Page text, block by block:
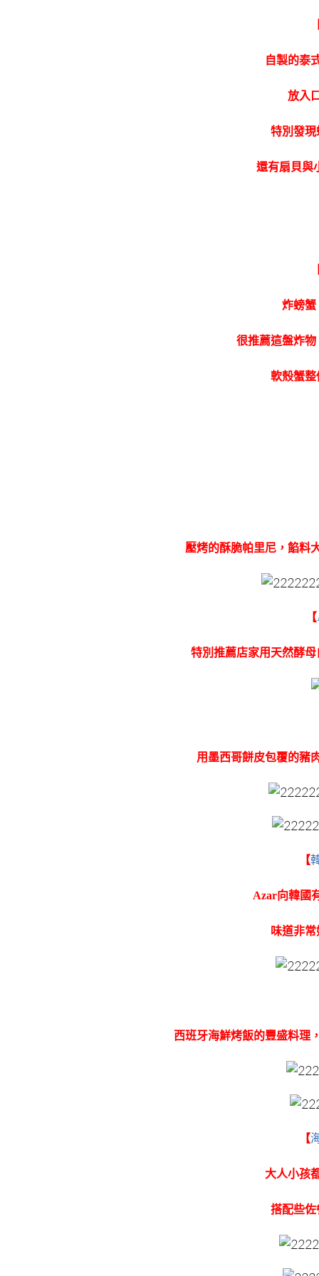
自製的泰
放入
特別發現
還有扇貝與
炸螃蟹
很推薦這盤炸物
軟殼蟹整
壓烤的酥脆帕里尼，餡料
【
特別推薦店家用天然酵
用墨西哥餅皮包覆的豬
【
Azar向韓國
味道非
西班牙海鮮烤飯的豐盛料理
【
大人小孩
搭配些佐